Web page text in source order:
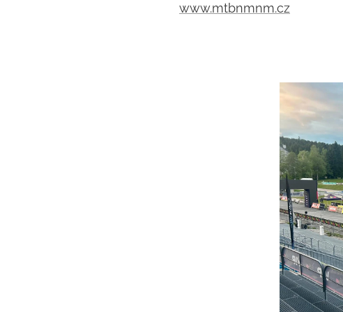
www.mtbnmnm.cz